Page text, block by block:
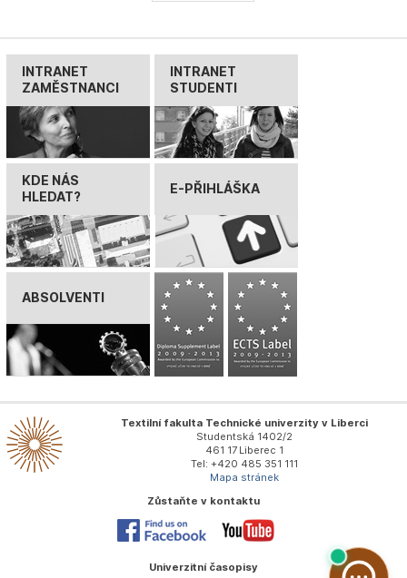
INTRANET
ZAMĚSTNANCI
INTRANET
STUDENTI
KDE NÁS
HLEDAT?
E-PŘIHLÁŠKA
ABSOLVENTI
Textilní fakulta Technické univerzity v Liberci
Studentská 1402/2
461 17 Liberec 1
Tel: +420 485 351 111
Mapa stránek
Zůstaňte v kontaktu
Univerzitní časopisy